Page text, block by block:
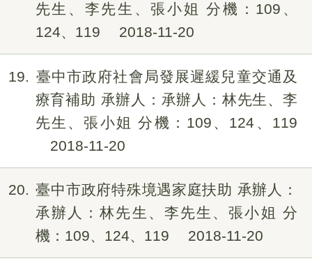
先生、李先生、張小姐 分機：109、
124、119
2018-11-20
19
臺中市政府社會局發展遲緩兒童交通及
療育補助 承辦人：承辦人：林先生、李
先生、張小姐 分機：109、124、119
2018-11-20
20
臺中市政府特殊境遇家庭扶助 承辦人：
承辦人：林先生、李先生、張小姐 分
機：109、124、119
2018-11-20